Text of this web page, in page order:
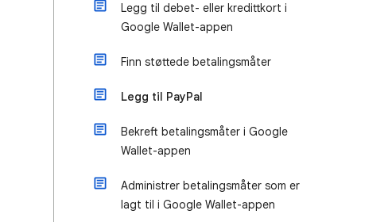
Legg til debet- eller kredittkort i
Google Wallet-appen
Finn støttede betalingsmåter
Legg til PayPal
Bekreft betalingsmåter i Google
Wallet-appen
Administrer betalingsmåter som er
lagt til i Google Wallet-appen